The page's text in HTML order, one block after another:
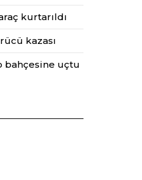
kurtarıldı
kazası
bahçesine uçtu